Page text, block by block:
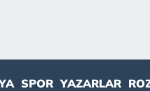
SPOR YAZARLAR